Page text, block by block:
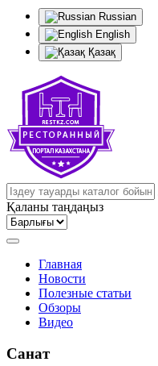
Russian
English
Қазақ
Қаланы таңдаңыз
Главная
Новости
Полезные статьи
Обзоры
Видео
Санат